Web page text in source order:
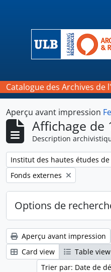
Catalogue des Archives
Aperçu avant impression
Affichage de
Description
Remove filter:
Institut des hautes études
Remove filter:
Fonds externes
Options de
Aperçu avant impression
Card view
Table view
Trier par: Date de